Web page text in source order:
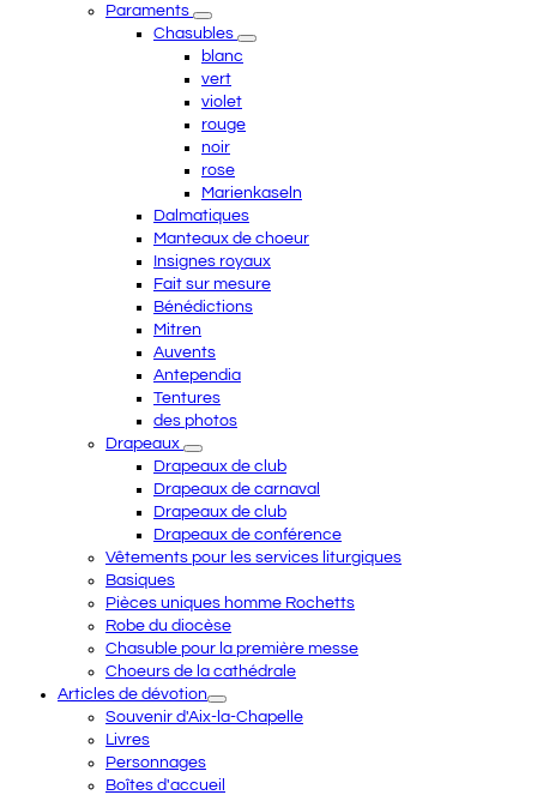
Paraments
Chasubles
blanc
vert
violet
rouge
noir
rose
Marienkaseln
Dalmatiques
Manteaux de choeur
Insignes royaux
Fait sur mesure
Bénédictions
Mitren
Auvents
Antependia
Tentures
des photos
Drapeaux
Drapeaux de club
Drapeaux de carnaval
Drapeaux de club
Drapeaux de conférence
Vêtements pour les services liturgiques
Basiques
Pièces uniques homme Rochetts
Robe du diocèse
Chasuble pour la première messe
Choeurs de la cathédrale
Articles de dévotion
Souvenir d'Aix-la-Chapelle
Livres
Personnages
Boîtes d'accueil